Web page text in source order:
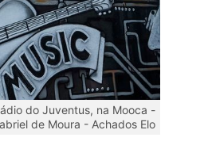
do Juventus, na Mooca -
de Moura - Achados Elo